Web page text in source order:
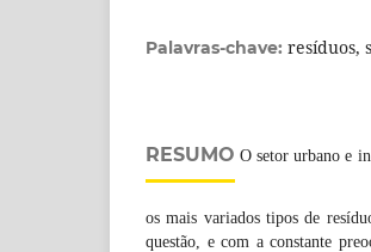
Palavras-chave: resíduos,
RESUMO O setor urbano e
os mais variados tipos de
questão, e com a constante